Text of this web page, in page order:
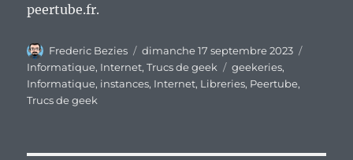
peertube.fr.
Auteur
Frederic Bezies
Publié
le
dimanche 17 septembre 2023
Informatique, Internet,Trucs de geek Étiquettes
geekeries,
Informatique, instances, Internet, Libreries, Peertube,
Trucs de geek